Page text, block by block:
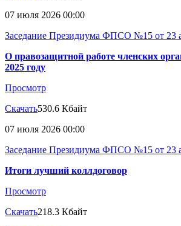
07 июля 2026 00:00
Заседание Президиума ФПСО №15 от 23
О правозащитной работе членских
2025 году
Просмотр
Скачать530.6 Кбайт
07 июля 2026 00:00
Заседание Президиума ФПСО №15 от 23
Итоги лучший коллдоговор
Просмотр
Скачать218.3 Кбайт